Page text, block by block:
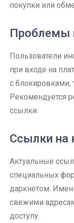
покупки или
Проблемы
Пользователи
при входе на
с блокировками,
Рекомендуется
ссылки.
Ссылки на
Актуальные
специальных
даркнетом.
свежими
доступу.